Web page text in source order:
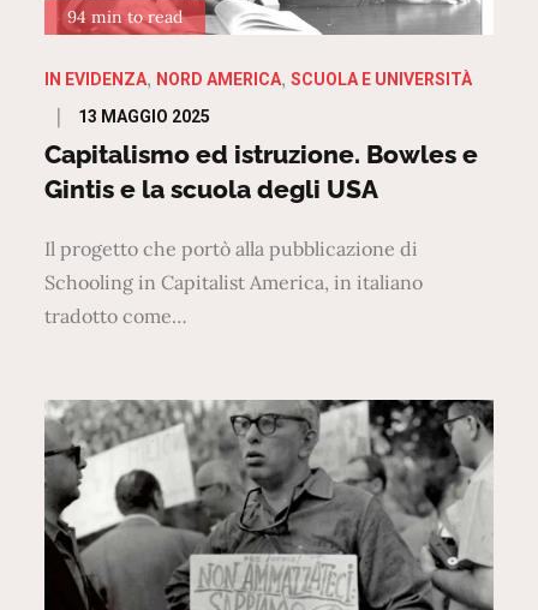
94 min to read
IN EVIDENZA NORD AMERICA SCUOLA E UNIVERSITÀ
Posted
on
13 MAGGIO 2025
Capitalismo ed istruzione. Bowles e
Gintis e la scuola degli USA
Il progetto che portò alla pubblicazione di
Schooling in Capitalist America, in italiano
tradotto come…